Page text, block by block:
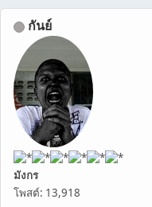
กันย์
มังกร
โพสต์: 13,918